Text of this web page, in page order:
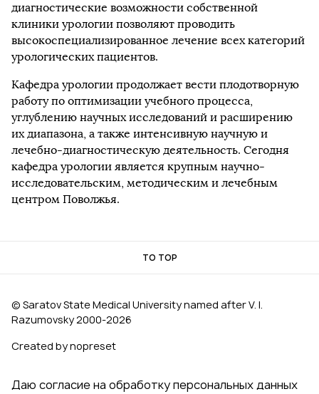
диагностические возможности собственной
клиники урологии позволяют проводить
высокоспециализированное лечение всех категорий
урологических пациентов.
Кафедра урологии продолжает вести плодотворную
работу по оптимизации учебного процесса,
углублению научных исследований и расширению
их диапазона, а также интенсивную научную и
лечебно-диагностическую деятельность. Сегодня
кафедра урологии является крупным научно-
исследовательским, методическим и лечебным
центром Поволжья.
TO TOP
© Saratov State Medical University named after V. I.
Razumovsky 2000‑2026
Created by nopreset
Даю согласие на обработку персональных данных